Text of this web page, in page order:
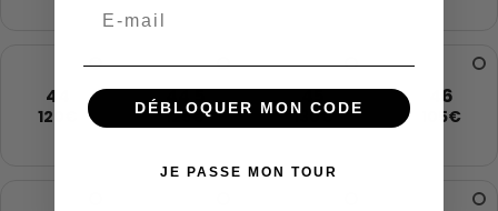
44
120€
44.5
125€
45
130€
46
105€
DÉBLOQUER MON CODE
JE PASSE MON TOUR